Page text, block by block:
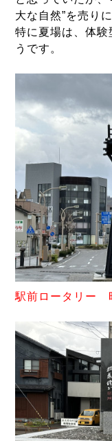
大な自然”を売りに
特に夏場は、体験
うです。
駅前ロータリー